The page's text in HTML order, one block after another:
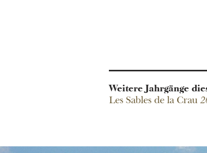
Weitere Jahrgänge
Les Sables de la Crau